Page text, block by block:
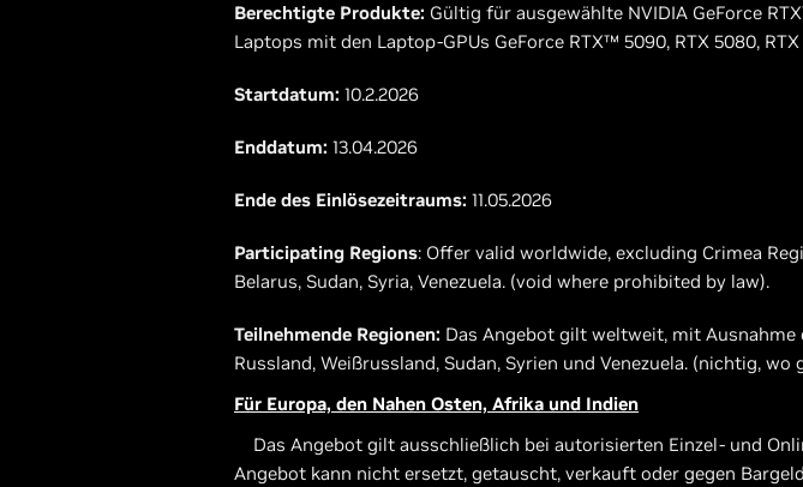
Berechtigte Produkte: Gültig für ausgewählte NVIDIA GeForce
Laptops mit den Laptop-GPUs GeForce RTX™ 5090, RTX 5080,
Startdatum: 10.2.2026
Enddatum: 13.04.2026
Ende des Einlösezeitraums: 11.05.2026
Participating Regions: Offer valid worldwide, excluding Crimea
Belarus, Sudan, Syria, Venezuela. (void where prohibited by law).
Teilnehmende Regionen: Das Angebot gilt weltweit, mit Ausnahme
Russland, Weißrussland, Sudan, Syrien und Venezuela. (nichtig, wo
Für Europa, den Nahen Osten, Afrika und Indien
Das Angebot gilt ausschließlich bei autorisierten Einzel- und
Angebot kann nicht ersetzt, getauscht, verkauft oder gegen